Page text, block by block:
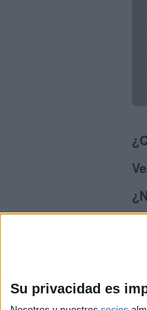
Su privacidad es
>>